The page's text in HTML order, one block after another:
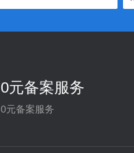
0元备案服务
0元备案服务